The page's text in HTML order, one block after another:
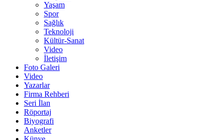
Yaşam
Spor
Sağlık
Teknoloji
Kültür-Sanat
Video
İletişim
Foto Galeri
Video
Yazarlar
Firma Rehberi
Seri İlan
Röportaj
Biyografi
Anketler